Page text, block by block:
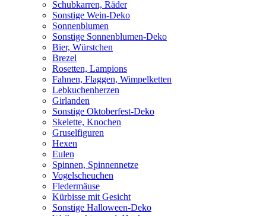
Schubkarren, Räder
Sonstige Wein-Deko
Sonnenblumen
Sonstige Sonnenblumen-Deko
Bier, Würstchen
Brezel
Rosetten, Lampions
Fahnen, Flaggen, Wimpelketten
Lebkuchenherzen
Girlanden
Sonstige Oktoberfest-Deko
Skelette, Knochen
Gruselfiguren
Hexen
Eulen
Spinnen, Spinnennetze
Vogelscheuchen
Fledermäuse
Kürbisse mit Gesicht
Sonstige Halloween-Deko